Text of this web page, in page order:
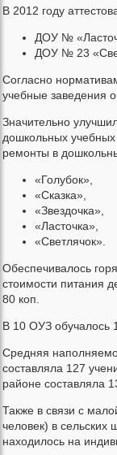
В 2012 году
ДОУ №
ДОУ № 23
Согласно
учебные заведения
Значительно
дошкольных
ремонты в
«Голубок»,
«Сказка»,
«Звездочка»,
«Ласточка»,
«Светлячок».
Обеспечивалось
стоимости питания
80 коп.
В 10 ОУЗ обучалось
Средняя
составляла 127
районе составляла
Также в связи с
человек) в сельских
находилось на